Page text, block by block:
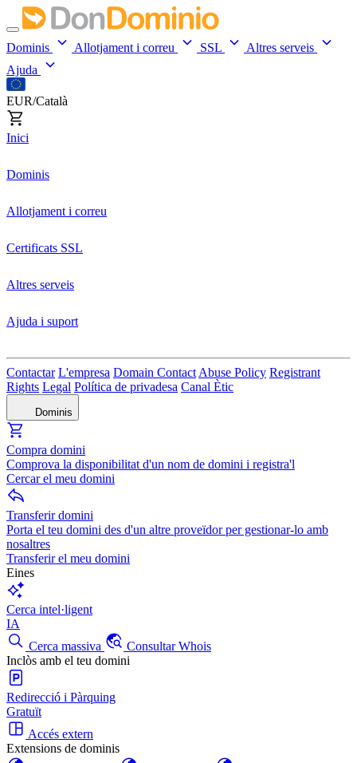
Dominis Allotjament i correu SSL
Altres serveis
Ajuda
EUR/Català
Inici
Dominis
Allotjament i correu
Certificats SSL
Altres serveis
Ajuda i suport
Contactar L'empresa Domain Contact Abuse Policy Registrant
Rights Legal Política de privadesa Canal Ètic
Dominis
Compra domini
Comprova la disponibilitat d'un nom de domini i registra'l
Cercar el meu domini
Transferir domini
Porta el teu domini des d'un altre proveïdor per gestionar-lo amb
nosaltres
Transferir el meu domini
Eines
Cerca intel·ligent
IA
Cerca massiva
Consultar Whois
Inclòs amb el teu domini
Redirecció i Pàrquing
Gratuït
Accés extern
Extensions de dominis